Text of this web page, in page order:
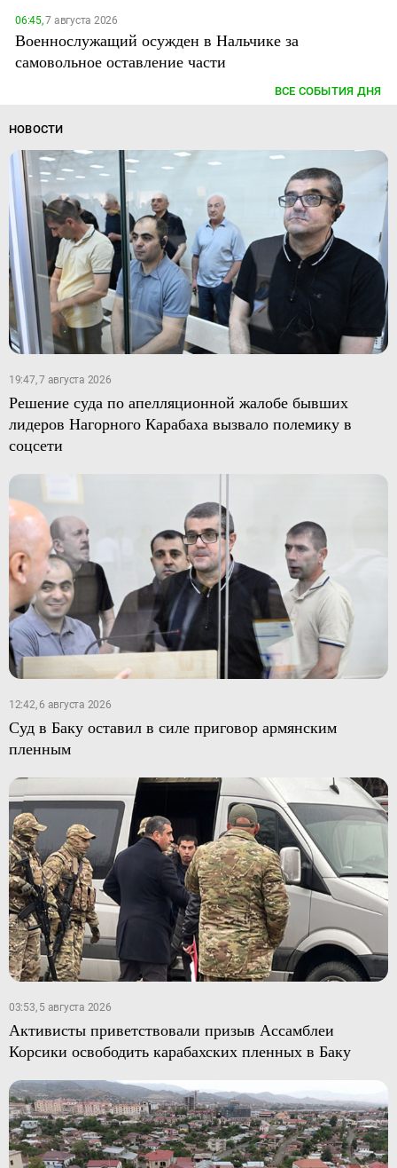
06:45,7 августа 2026
Военнослужащий осужден в Нальчике за
самовольное оставление части
ВСЕ СОБЫТИЯ ДНЯ
НОВОСТИ
19:47, 7 августа 2026
Решение суда по апелляционной жалобе бывших
лидеров Нагорного Карабаха вызвало полемику в
соцсети
12:42, 6 августа 2026
Суд в Баку оставил в силе приговор армянским
пленным
03:53, 5 августа 2026
Активисты приветствовали призыв Ассамблеи
Корсики освободить карабахских пленных в Баку